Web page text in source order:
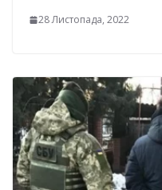
28 Листопада, 2022